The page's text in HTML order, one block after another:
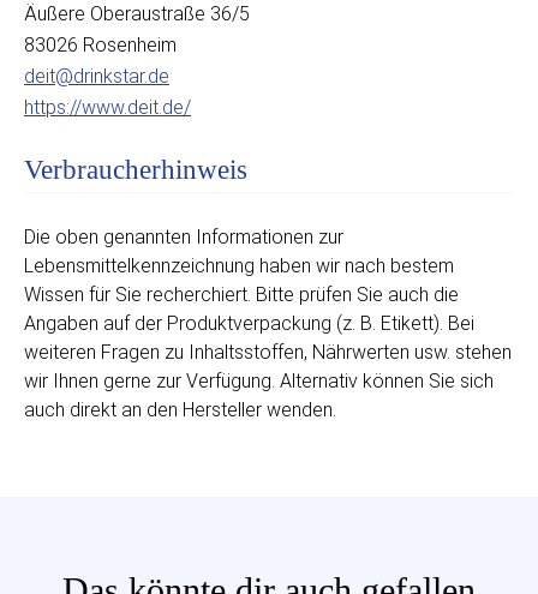
Äußere Oberaustraße 36/5
83026 Rosenheim
deit@drinkstar.de
https://www.deit.de/
Verbraucherhinweis
Die oben genannten Informationen zur
Lebensmittelkennzeichnung haben wir nach bestem
Wissen für Sie recherchiert. Bitte prüfen Sie auch die
Angaben auf der Produktverpackung (z. B. Etikett). Bei
weiteren Fragen zu Inhaltsstoffen, Nährwerten usw. stehen
wir Ihnen gerne zur Verfügung. Alternativ können Sie sich
auch direkt an den Hersteller wenden.